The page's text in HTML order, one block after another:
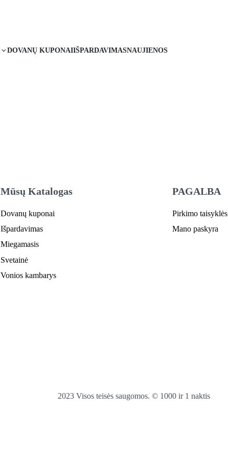
DOVANŲ KUPONAIIŠPARDAVIMASNAUJIENOS
Mūsų Katalogas
Dovanų kuponai
Išpardavimas
Miegamasis
Svetainė
Vonios kambarys
PAGALBA
Pirkimo taisyklės
Mano paskyra
2023 Visos teisės saugomos. © 1000 ir 1 naktis